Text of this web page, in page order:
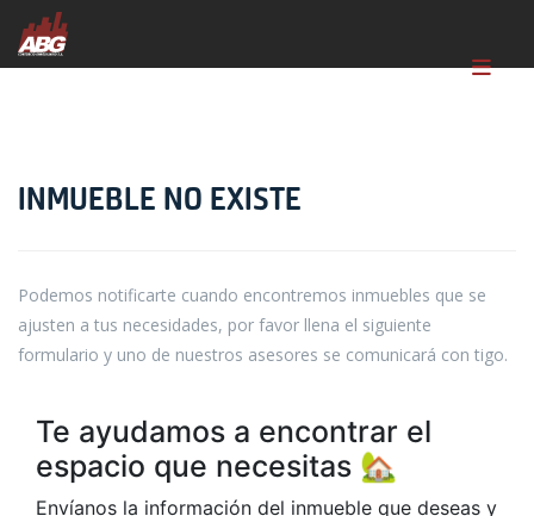
INMUEBLE NO EXISTE
Podemos notificarte cuando encontremos inmuebles que se
ajusten a tus necesidades, por favor llena el siguiente
formulario y uno de nuestros asesores se comunicará con tigo.